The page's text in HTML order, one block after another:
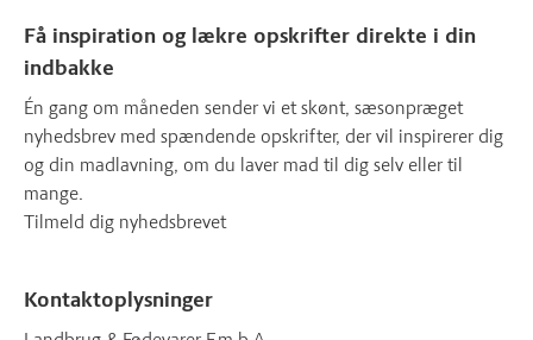
Få inspiration og lækre opskrifter direkte i din
indbakke
Én gang om måneden sender vi et skønt, sæsonpræget
nyhedsbrev med spændende opskrifter, der vil inspirerer dig
og din madlavning, om du laver mad til dig selv eller til
mange.
Tilmeld dig nyhedsbrevet
Kontaktoplysninger